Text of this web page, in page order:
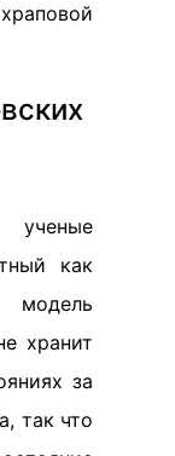
как
хранит
за
так что